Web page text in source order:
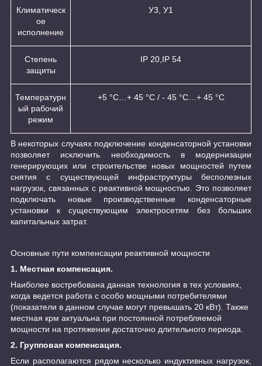
Климатическ
ое
исполнение
У3, У1
Степень
защиты
IP 20,IP 54
Температурн
ый рабочий
режим
+5 °С…+ 45 °С / - 45 °С…+ 45 °С
В некоторых случаях подключение конденсаторной установки
позволяет исключить необходимость в модернизации
генерирующих или строительстве новых мощностей путем
снятия с существующей инфраструктуры бесполезных
нагрузок, связанных с реактивной мощностью. Это позволяет
подключать новые производственные конденсаторные
установки к существующим электросетям без больших
капитальных затрат.
Основные пути компенсации реактивной мощности
1. Местная компенсация.
Наиболее востребована данная технология в тех условиях,
когда ведется работа с особо мощными потребителями
(показатели в данном случае могут превышать 20 кВт). Также
местная крм актуальна при постоянной потребляемой
мощности на протяжении достаточно длительного периода.
2. Групповая компенсация.
Если располагаются рядом несколько индуктивных нагрузок,